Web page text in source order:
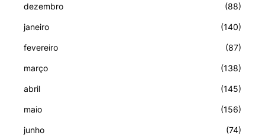
dezembro (88)
janeiro (140)
fevereiro (87)
março (138)
abril (145)
maio (156)
junho (74)